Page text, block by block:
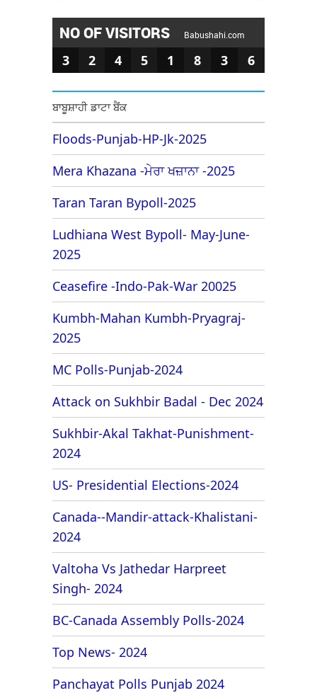
NO OF VISITORS Babushahi.com
3 2 4 5 1 8 3 6
ਬਾਬੂਸ਼ਾਹੀ ਡਾਟਾ ਬੈਂਕ
Floods-Punjab-HP-Jk-2025
Mera Khazana -ਮੇਰਾ ਖਜ਼ਾਨਾ -2025
Taran Taran Bypoll-2025
Ludhiana West Bypoll- May-June-
2025
Ceasefire -Indo-Pak-War 20025
Kumbh-Mahan Kumbh-Pryagraj-
2025
MC Polls-Punjab-2024
Attack on Sukhbir Badal - Dec 2024
Sukhbir-Akal Takhat-Punishment-
2024
US- Presidential Elections-2024
Canada--Mandir-attack-Khalistani-
2024
Valtoha Vs Jathedar Harpreet
Singh- 2024
BC-Canada Assembly Polls-2024
Top News- 2024
Panchayat Polls Punjab 2024